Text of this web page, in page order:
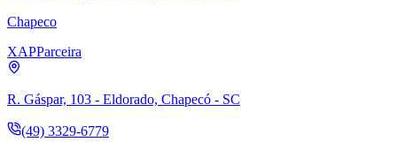
Chapeco
XAPParceira
R. Gáspar, 103 - Eldorado, Chapecó - SC
(49) 3329-6779